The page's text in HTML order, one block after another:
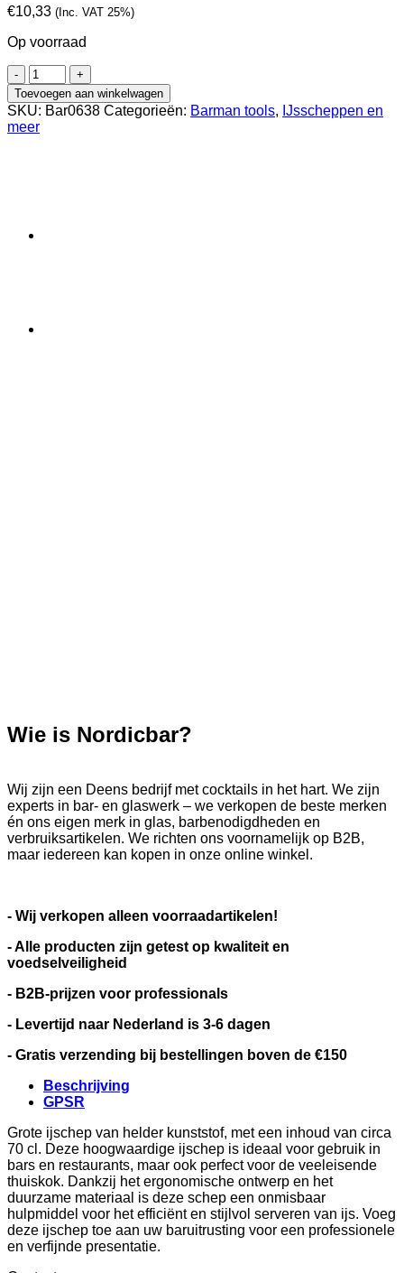
€10,33 (Inc. VAT 25%)
Op voorraad
Grote
IJslepel
van
Transparant
Kunststof
Toevoegen aan winkelwagen
SKU: Bar0638 Categorieën: Barman tools, IJsscheppen en
meer
Wie is Nordicbar?
Wij zijn een Deens bedrijf met cocktails in het hart. We zijn
experts in bar- en glaswerk – we verkopen de beste merken
én ons eigen merk in glas, barbenodigdheden en
verbruiksartikelen. We richten ons voornamelijk op B2B,
maar iedereen kan kopen in onze online winkel.
- Wij verkopen alleen voorraadartikelen!
- Alle producten zijn getest op kwaliteit en
voedselveiligheid
- B2B-prijzen voor professionals
- Levertijd naar Nederland is 3-6 dagen
- Gratis verzending bij bestellingen boven de €150
Beschrijving
GPSR
Grote ijschep van helder kunststof, met een inhoud van circa
70 cl. Deze hoogwaardige ijschep is ideaal voor gebruik in
bars en restaurants, maar ook perfect voor de veeleisende
thuiskok. Dankzij het ergonomische ontwerp en het
duurzame materiaal is deze schep een onmisbaar
hulpmiddel voor het efficiënt en stijlvol serveren van ijs. Voeg
deze ijschep toe aan uw baruitrusting voor een professionele
en verfijnde presentatie.